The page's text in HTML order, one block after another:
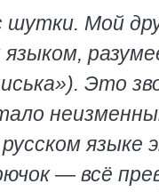
шутки. Мой
языком,
Это
русском
— всё